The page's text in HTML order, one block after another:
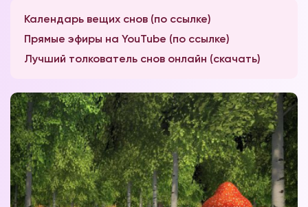
Календарь вещих снов (по ссылке)
Прямые эфиры на YouTube (по ссылке)
Лучший толкователь снов онлайн (скачать)